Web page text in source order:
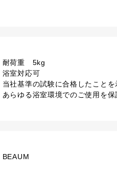
耐荷重 5kg
浴室対応可
当社基準の試験に合格したこと
あらゆる浴室環境でのご使用を
BEAUM